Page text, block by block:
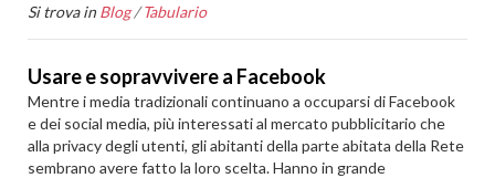
Si trova in Blog /Tabulario
Usare e sopravvivere a Facebook
Mentre i media tradizionali continuano a occuparsi di Facebook
e dei social media, più interessati al mercato pubblicitario che
alla privacy degli utenti, gli abitanti della parte abitata della Rete
sembrano avere fatto la loro scelta. Hanno in grande